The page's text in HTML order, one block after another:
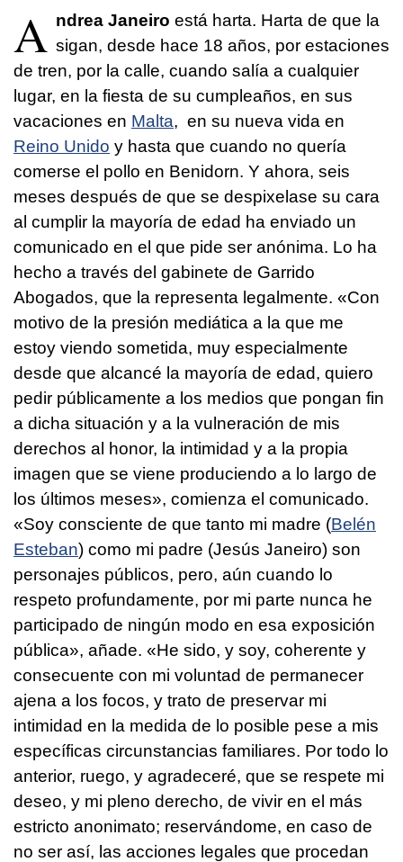
A ndrea Janeiro está harta. Harta de que la
sigan, desde hace 18 años, por estaciones
de tren, por la calle, cuando salía a cualquier
lugar, en la fiesta de su cumpleaños, en sus
vacaciones en Malta, en su nueva vida en
Reino Unido y hasta que cuando no quería
comerse el pollo en Benidorn. Y ahora, seis
meses después de que se despixelase su cara
al cumplir la mayoría de edad ha enviado un
comunicado en el que pide ser anónima. Lo ha
hecho a través del gabinete de Garrido
Abogados, que la representa legalmente. «Con
motivo de la presión mediática a la que me
estoy viendo sometida, muy especialmente
desde que alcancé la mayoría de edad, quiero
pedir públicamente a los medios que pongan fin
a dicha situación y a la vulneración de mis
derechos al honor, la intimidad y a la propia
imagen que se viene produciendo a lo largo de
los últimos meses», comienza el comunicado.
«Soy consciente de que tanto mi madre (Belén
Esteban) como mi padre (Jesús Janeiro) son
personajes públicos, pero, aún cuando lo
respeto profundamente, por mi parte nunca he
participado de ningún modo en esa exposición
pública», añade. «He sido, y soy, coherente y
consecuente con mi voluntad de permanecer
ajena a los focos, y trato de preservar mi
intimidad en la medida de lo posible pese a mis
específicas circunstancias familiares. Por todo lo
anterior, ruego, y agradeceré, que se respete mi
deseo, y mi pleno derecho, de vivir en el más
estricto anonimato; reservándome, en caso de
no ser así, las acciones legales que procedan